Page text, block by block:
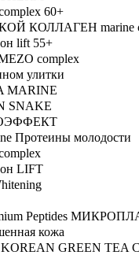
60+
КОЛЛАГЕН marine
lift 55+
complex
улитки
MARINE
SNAKE
Протеины молодости
LIFT
Peptides
кожа
GREEN TEA